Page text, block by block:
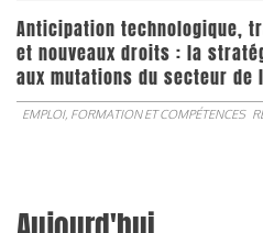
Anticipation technologique,
et nouveaux droits : la
aux mutations du secteur de
EMPLOI, FORMATION ET COMPÉTENCES